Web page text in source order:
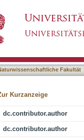
Whole
Fakultät
Kurzanzeige
dc.contributor.author
dc.contributor.author